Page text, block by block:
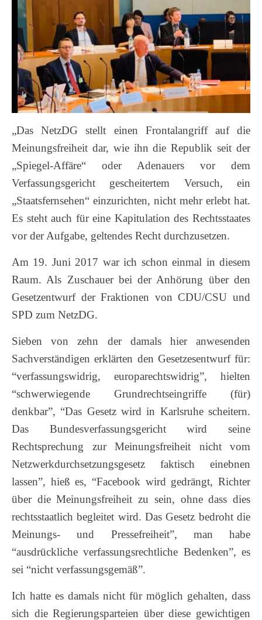
„Das NetzDG stellt einen Frontalangriff auf die
Meinungsfreiheit dar, wie ihn die Republik seit der
„Spiegel-Affäre“ oder Adenauers vor dem
Verfassungsgericht gescheitertem Versuch, ein
„Staatsfernsehen“ einzurichten, nicht mehr erlebt hat.
Es steht auch für eine Kapitulation des Rechtsstaates
vor der Aufgabe, geltendes Recht durchzusetzen.
Am 19. Juni 2017 war ich schon einmal in diesem
Raum. Als Zuschauer bei der Anhörung über den
Gesetzentwurf der Fraktionen von CDU/CSU und
SPD zum NetzDG.
Sieben von zehn der damals hier anwesenden
Sachverständigen erklärten den Gesetzesentwurf für:
“verfassungswidrig, europarechtswidrig”, hielten
“schwerwiegende Grundrechtseingriffe (für)
denkbar”, “Das Gesetz wird in Karlsruhe scheitern.
Das Bundesverfassungsgericht wird seine
Rechtsprechung zur Meinungsfreiheit nicht vom
Netzwerkdurchsetzungsgesetz faktisch einebnen
lassen”, hieß es, “Facebook wird gedrängt, Richter
über die Meinungsfreiheit zu sein, ohne dass dies
rechtsstaatlich begleitet wird. Das Gesetz bedroht die
Meinungs- und Pressefreiheit”, man habe
“ausdrückliche verfassungsrechtliche Bedenken”, es
sei “nicht verfassungsgemäß”.
Ich hatte es damals nicht für möglich gehalten, dass
sich die Regierungsparteien über diese gewichtigen